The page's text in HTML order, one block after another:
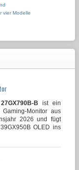
vier Modelle
B
ist ein
Monitor aus
2026 und fügt
OLED ins